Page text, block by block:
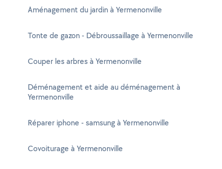
Aménagement du jardin à Yermenonville
Tonte de gazon - Débroussaillage à Yermenonville
Couper les arbres à Yermenonville
Déménagement et aide au déménagement à
Yermenonville
Réparer iphone - samsung à Yermenonville
Covoiturage à Yermenonville